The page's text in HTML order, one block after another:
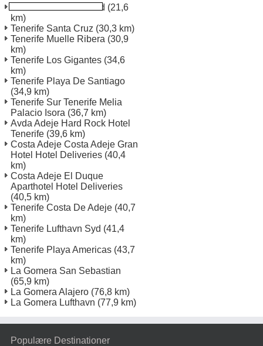
Tenerife Lufthavn Nord (21,6
km)
Tenerife Santa Cruz (30,3 km)
Tenerife Muelle Ribera (30,9
km)
Tenerife Los Gigantes (34,6
km)
Tenerife Playa De Santiago
(34,9 km)
Tenerife Sur Tenerife Melia
Palacio Isora (36,7 km)
Avda Adeje Hard Rock Hotel
Tenerife (39,6 km)
Costa Adeje Costa Adeje Gran
Hotel Hotel Deliveries (40,4
km)
Costa Adeje El Duque
Aparthotel Hotel Deliveries
(40,5 km)
Tenerife Costa De Adeje (40,7
km)
Tenerife Lufthavn Syd (41,4
km)
Tenerife Playa Americas (43,7
km)
La Gomera San Sebastian
(65,9 km)
La Gomera Alajero (76,8 km)
La Gomera Lufthavn (77,9 km)
Populære Destinationer